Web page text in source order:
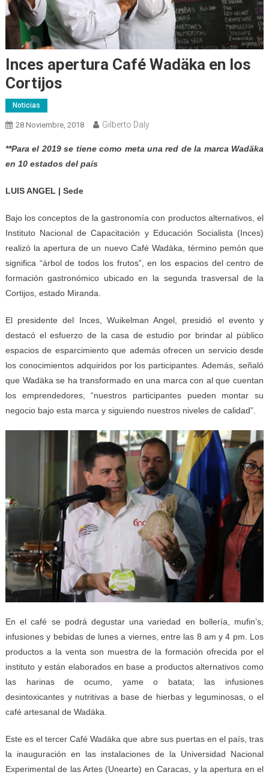
Inces apertura Café Wadäka en los
Cortijos
Noticias
28 Noviembre, 2018 Gilberto Daly
**Para el 2019 se tiene como meta una red de la marca Wadäka
en 10 estados del país
LUIS ANGEL | Sede
Bajo los conceptos de la gastronomía con productos alternativos, el
Instituto Nacional de Capacitación y Educación Socialista (Inces)
realizó la apertura de un nuevo Café Wadäka, término pemón que
significa “árbol de todos los frutos”, en los espacios del centro de
formación gastronómico ubicado en la segunda trasversal de la
Cortijos, estado Miranda.
El presidente del Inces, Wuikelman Angel, presidió el evento y
destacó el esfuerzo de la casa de estudio por brindar al público
espacios de esparcimiento que además ofrecen un servicio desde
los conocimientos adquiridos por los participantes. Además, señaló
que Wadäka se ha transformado en una marca con al que cuentan
los emprendedores, “nuestros participantes pueden montar su
negocio bajo esta marca y siguiendo nuestros niveles de calidad”.
En el café se podrá degustar una variedad en bollería, mufin’s,
infusiones y bebidas de lunes a viernes, entre las 8 am y 4 pm. Los
productos a la venta son muestra de la formación ofrecida por el
instituto y están elaborados en base a productos alternativos como
las harinas de ocumo, yame o batata; las infusiones
desintoxicantes y nutritivas a base de hierbas y leguminosas, o el
café artesanal de Wadäka.
Este es el tercer Café Wadäka que abre sus puertas en el país, tras
la inauguración en las instalaciones de la Universidad Nacional
Experimental de las Artes (Unearte) en Caracas, y la apertura en el